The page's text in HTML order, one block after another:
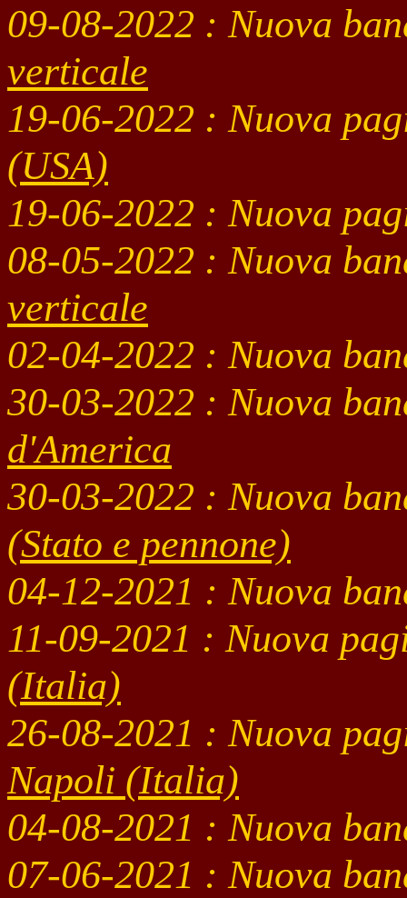
09-08-2022 : Nuova
verticale
19-06-2022 : Nuova
(USA)
19-06-2022 : Nuova
08-05-2022 : Nuova
verticale
02-04-2022 : Nuova
30-03-2022 : Nuova
d'America
30-03-2022 : Nuova
(Stato e pennone)
04-12-2021 : Nuova
11-09-2021 : Nuova
(Italia)
26-08-2021 : Nuova
Napoli (Italia)
04-08-2021 : Nuova
07-06-2021 : Nuova